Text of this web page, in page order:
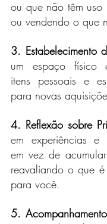
ou que não têm
ou vendendo o que
3. Estabelecimento
um espaço físico
itens pessoais e
para novas
4. Reflexão sobre
em experiências e
em vez de
reavaliando o que é
para você.
5.